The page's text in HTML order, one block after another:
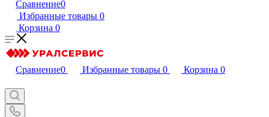
Сравнение0
Избранные товары 0
Корзина 0
Сравнение0 Избранные товары 0 Корзина 0